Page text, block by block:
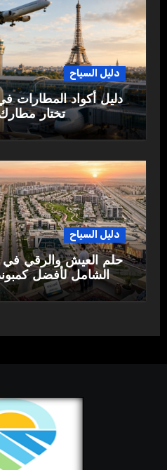
دليل السياح
تختار
دليل السياح
حلم العيش والرقي في
الشامل لأفضل